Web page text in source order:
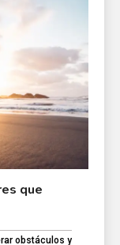
que
obstáculos y